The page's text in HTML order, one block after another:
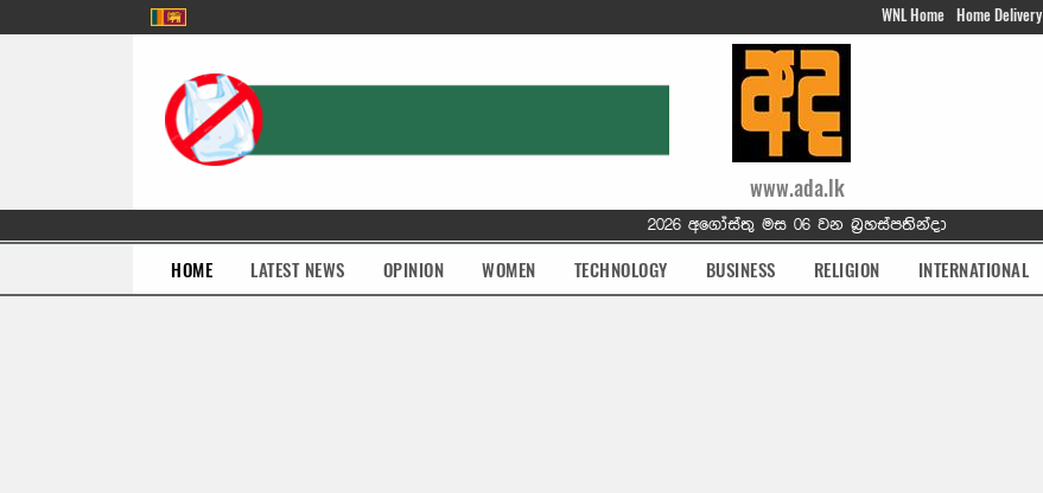
WNL Home Home Delivery
www.ada.lk
2026 අගෝස්තු මස 06 වන බ්‍රහස්පතින්දා
HOME(current)LATEST NEWS OPINION WOMEN TECHNOLOGY BUSINESS RELIGION INTERNATIONAL